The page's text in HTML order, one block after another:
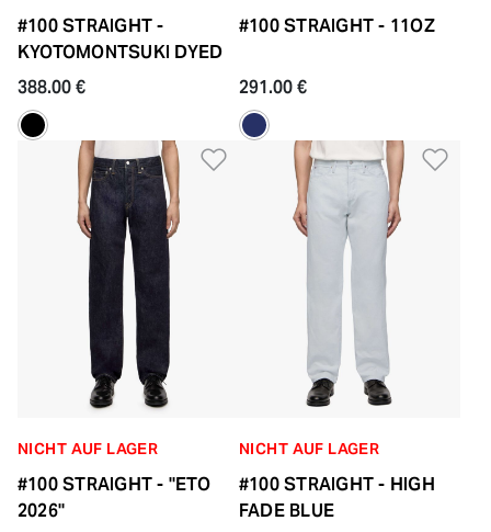
#100 STRAIGHT -
KYOTOMONTSUKI DYED
388.00 €
#100 STRAIGHT - 11OZ
291.00 €
Zur Wunschliste
NICHT AUF LAGER
#100 STRAIGHT - "ETO
2026"
Zur
NICHT AUF LAGER
#100 STRAIGHT - HIGH
FADE BLUE